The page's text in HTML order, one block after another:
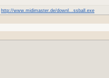
http://www.midimaster.de/downl...ssball.exe